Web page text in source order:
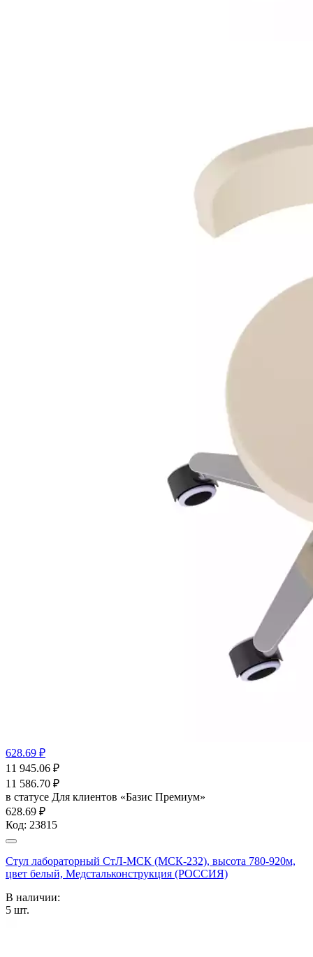
628.69 ₽
11 945.06 ₽
11 586.70 ₽
в статусе Для клиентов «Базис Премиум»
628.69 ₽
Код: 23815
Стул лабораторный СтЛ-МСК (МСК-232), высота 780-920м,
цвет белый, Медстальконструкция (РОССИЯ)
В наличии:
5 шт.